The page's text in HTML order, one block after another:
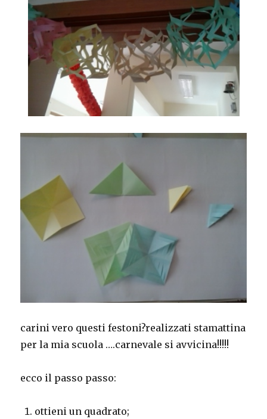
carini vero questi festoni?realizzati stamattina
per la mia scuola ….carnevale si avvicina!!!!!
ecco il passo passo:
ottieni un quadrato;